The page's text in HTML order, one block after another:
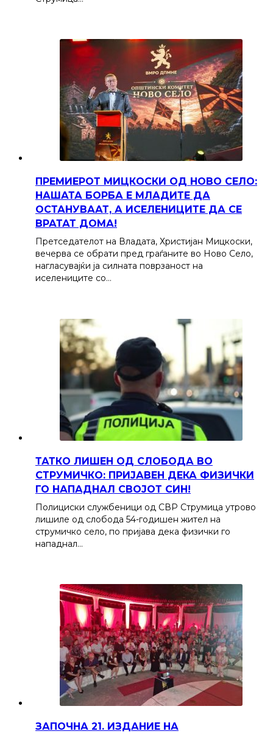
ПРЕМИЕРОТ МИЦКОСКИ ОД НОВО СЕЛО:
НАШАТА БОРБА Е МЛАДИТЕ ДА
ОСТАНУВААТ, А ИСЕЛЕНИЦИТЕ ДА СЕ
ВРАТАТ ДОМА!
Претседателот на Владата, Христијан Мицкоски,
вечерва се обрати пред граѓаните во Ново Село,
нагласувајќи ја силната поврзаност на
иселениците со…
ТАТКО ЛИШЕН ОД СЛОБОДА ВО
СТРУМИЧКО: ПРИЈАВЕН ДЕКА ФИЗИЧКИ
ГО НАПАДНАЛ СВОЈОТ СИН!
Полициски службеници од СВР Струмица утрово
лишиле од слобода 54-годишен жител на
струмичко село, по пријава дека физички го
нападнал…
ЗАПОЧНА 21. ИЗДАНИЕ НА